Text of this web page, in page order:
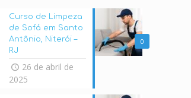
0
Curso de Limpeza
de Sofá em Santo
Antônio, Niterói –
RJ
26 de abril de
2025